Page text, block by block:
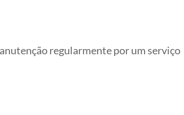
regularmente por um serviço